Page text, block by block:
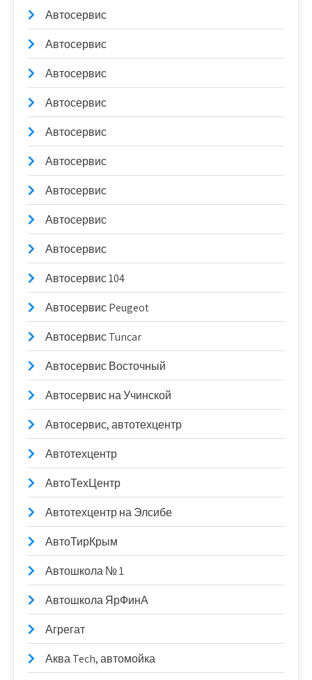
Автосервис
Автосервис
Автосервис
Автосервис
Автосервис
Автосервис
Автосервис
Автосервис
Автосервис
Автосервис 104
Автосервис Peugeot
Автосервис Tuncar
Автосервис Восточный
Автосервис на Учинской
Автосервис, автотехцентр
Автотехцентр
АвтоТехЦентр
Автотехцентр на Элсибе
АвтоТирКрым
Автошкола № 1
Автошкола ЯрФинА
Агрегат
Аква Tech, автомойка